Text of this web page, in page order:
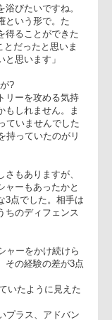
戦の準備をしたという
合やった上で足りなか
自分たちのことに主眼
ういう接戦も予想して
し切れなかった反省も
しか言うことはありま
道陣に注目されるのは
目を浴びたいですね。
手権という形で。た
産を得ることができた
ことだったと思いま
たいと思います」
たが?
リトリーを攻める気持
たかもしれません。ま
思っていませんでした